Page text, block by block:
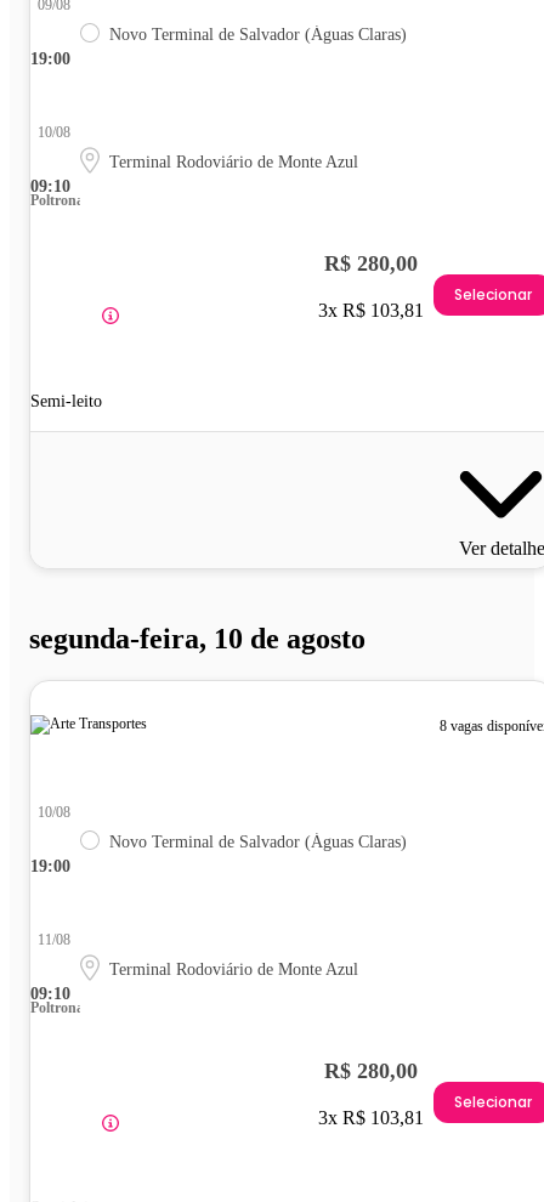
19:00
09/08
Novo Terminal de Salvador (Águas Claras)
09:10
10/08
Terminal Rodoviário de Monte Azul
Poltrona
Semi-leito
R$ 280,00
3x R$ 103,81
Selecionar
Ver
segunda-feira, 10 de agosto
8 vagas
19:00
10/08
Novo Terminal de Salvador (Águas Claras)
09:10
11/08
Terminal Rodoviário de Monte Azul
Poltrona
R$ 280,00
3x R$ 103,81
Selecionar